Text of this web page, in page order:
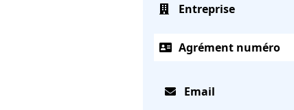
Entreprise
Agrément numéro
Email